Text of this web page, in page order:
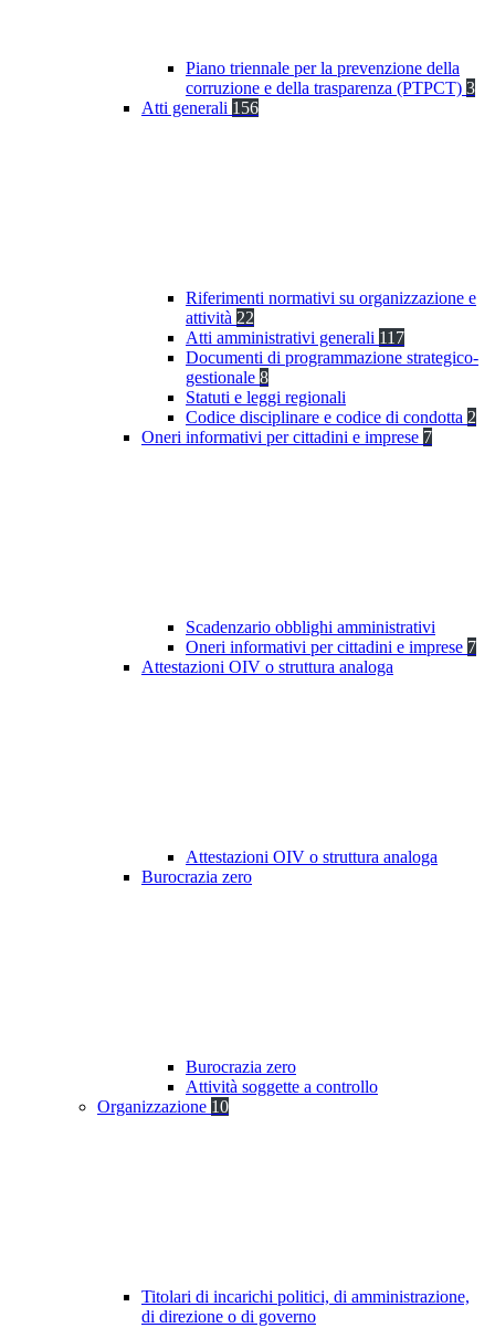
Piano triennale per la prevenzione della
corruzione e della trasparenza (PTPCT) 3
Atti generali 156
Riferimenti normativi su organizzazione e
attività 22
Atti amministrativi generali 117
Documenti di programmazione strategico-
gestionale 8
Statuti e leggi regionali
Codice disciplinare e codice di condotta 2
Oneri informativi per cittadini e imprese 7
Scadenzario obblighi amministrativi
Oneri informativi per cittadini e imprese 7
Attestazioni OIV o struttura analoga
Attestazioni OIV o struttura analoga
Burocrazia zero
Burocrazia zero
Attività soggette a controllo
Organizzazione 10
Titolari di incarichi politici, di amministrazione,
di direzione o di governo